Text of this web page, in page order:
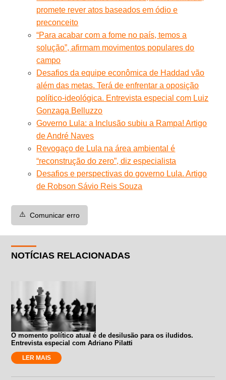
promete rever atos baseados em ódio e
preconceito
“Para acabar com a fome no país, temos a
solução”, afirmam movimentos populares do
campo
Desafios da equipe econômica de Haddad vão
além das metas. Terá de enfrentar a oposição
político-ideológica. Entrevista especial com Luiz
Gonzaga Belluzzo
Governo Lula: a Inclusão subiu a Rampa! Artigo
de André Naves
Revogaço de Lula na área ambiental é
“reconstrução do zero”, diz especialista
Desafios e perspectivas do governo Lula. Artigo
de Robson Sávio Reis Souza
⚠️ Comunicar erro
NOTÍCIAS RELACIONADAS
O momento político atual é de desilusão para os iludidos.
Entrevista especial com Adriano Pilatti
LER MAIS